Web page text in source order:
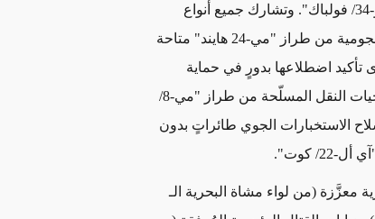
"سو- 30 أس أم/ فلانكر-سي" والمطاردات من طراز "سو-34/ فولباك". وتشارك جميع أنواع
الطائرات بنشاطٍ في العمليات القتالية، منها 12 مروحية هجومية من طراز "مي-24 هايند" متاحة
اضطلاعها بدورٍ في حماية
المهابط الجوية. بالإضافة إلى ذلك، يُستخدم عددٌ من مروحيات النقل المسلّحة من طراز "مي-8/
الاستخبارات الجوي طائراتٍ بدون
كوت".
معزَّزة (من لواء مشاة البحرية الـ